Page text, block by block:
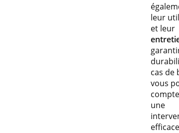
leur
et leur
cas de
vous
une